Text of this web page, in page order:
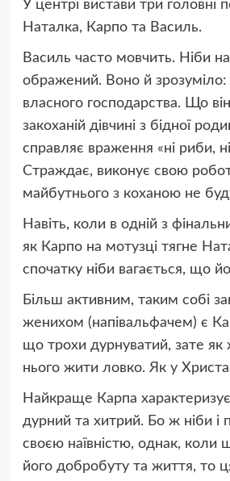
У центрі вистави три головні
Наталка, Карпо та Василь.
Василь часто мовчить. Ніби на
ображений. Воно й зрозуміло:
власного господарства. Що
закоханій дівчині з бідної
справляє враження «ні риби,
Страждає, виконує свою
майбутнього з коханою не
Навіть, коли в одній з
як Карпо на мотузці тягне
спочатку ніби вагається, що
Більш активним, таким собі
женихом (напівальфачем) є
що трохи дурнуватий, зате як
нього жити ловко. Як у
Найкраще Карпа
дурний та хитрий. Бо ж ніби і
своєю наївністю, однак, коли
його добробуту та життя, то